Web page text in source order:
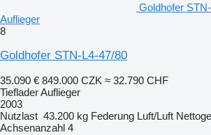
Goldhofer
Auflieger
8
Goldhofer STN-L4-47/80
35.090 € 849.000 CZK ≈ 32.790 CHF
Tieflader Auflieger
2003
Nutzlast 43.200 kg Federung Luft/Luft
Achsenanzahl 4